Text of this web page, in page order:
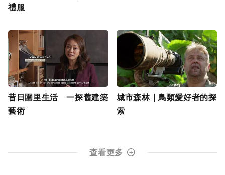
禮服
昔日圍里生活 一探舊建築
藝術
城市森林｜鳥類愛好者的探
索
查看更多